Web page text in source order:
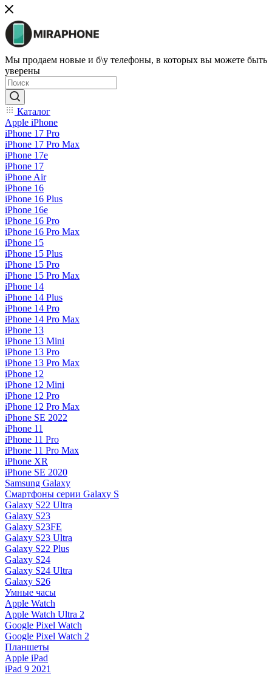
Мы продаем новые и б\у телефоны, в которых вы можете быть
уверены
Каталог
Apple iPhone
iPhone 17 Pro
iPhone 17 Pro Max
iPhone 17e
iPhone 17
iPhone Air
iPhone 16
iPhone 16 Plus
iPhone 16e
iPhone 16 Pro
iPhone 16 Pro Max
iPhone 15
iPhone 15 Plus
iPhone 15 Pro
iPhone 15 Pro Max
iPhone 14
iPhone 14 Plus
iPhone 14 Pro
iPhone 14 Pro Max
iPhone 13
iPhone 13 Mini
iPhone 13 Pro
iPhone 13 Pro Max
iPhone 12
iPhone 12 Mini
iPhone 12 Pro
iPhone 12 Pro Max
iPhone SE 2022
iPhone 11
iPhone 11 Pro
iPhone 11 Pro Max
iPhone XR
iPhone SE 2020
Samsung Galaxy
Смартфоны серии Galaxy S
Galaxy S22 Ultra
Galaxy S23
Galaxy S23FE
Galaxy S23 Ultra
Galaxy S22 Plus
Galaxy S24
Galaxy S24 Ultra
Galaxy S26
Умные часы
Apple Watch
Apple Watch Ultra 2
Google Pixel Watch
Google Pixel Watch 2
Планшеты
Apple iPad
iPad 9 2021